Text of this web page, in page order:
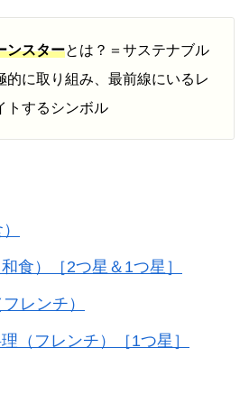
ンスターとは？＝サステナブル
的に取り組み、最前線にいるレ
トするシンボル
食）［2つ星＆1つ星］
レンチ）
（フレンチ）［1つ星］